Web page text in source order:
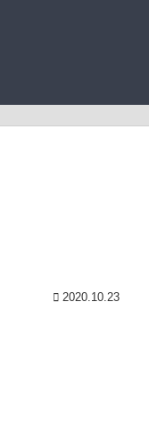
2020.10.23